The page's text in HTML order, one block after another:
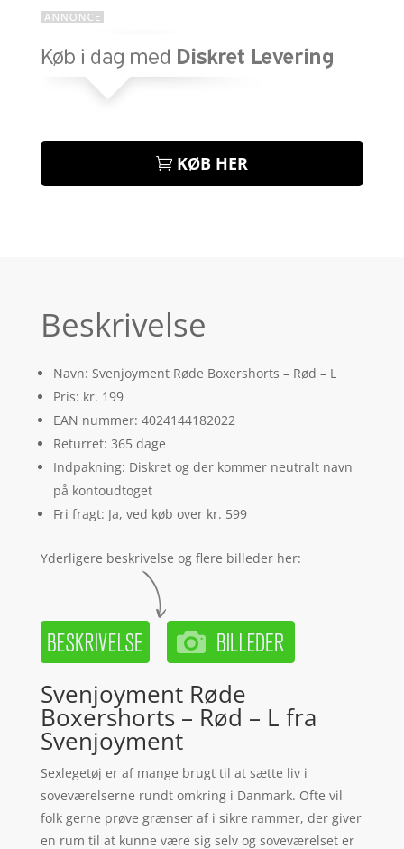
KØB HER
Beskrivelse
Navn: Svenjoyment Røde Boxershorts – Rød – L
Pris: kr. 199
EAN nummer: 4024144182022
Returret: 365 dage
Indpakning: Diskret og der kommer neutralt navn
på kontoudtoget
Fri fragt: Ja, ved køb over kr. 599
Yderligere beskrivelse og flere billeder her:
Svenjoyment Røde
Boxershorts – Rød – L fra
Svenjoyment
Sexlegetøj er af mange brugt til at sætte liv i
soveværelserne rundt omkring i Danmark. Ofte vil
folk gerne prøve grænser af i sikre rammer, der giver
en rum til at kunne være sig selv og soveværelset er